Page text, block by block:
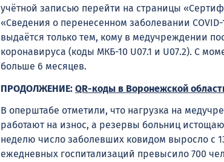
учётной записью перейти на страницы
«Сведения о перенесенном заболевании
выдаётся только тем, кому в медучреждении
коронавируса (коды МКБ-10 U07.1 и U07.2). С
больше 6 месяцев.
ПРОДОЛЖЕНИЕ: QR-коды в Воронежской
В оперштабе отметили, что нагрузка на
работают на износ, а резервы больниц
неделю число заболевших ковидом выросло с
ежедневных госпитализаций превысило 700